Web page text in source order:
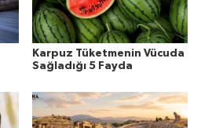
Karpuz Tüketmenin Vücuda
Sağladığı 5 Fayda